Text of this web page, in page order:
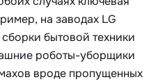
на заводах LG
бытовой техники
роботы-уборщики
вроде пропущенных